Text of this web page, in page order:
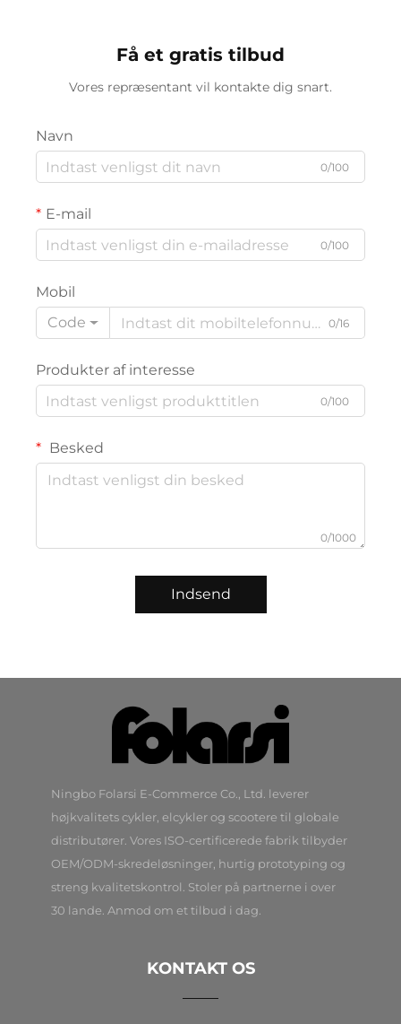
Få et gratis tilbud
Vores repræsentant vil kontakte dig snart.
Navn
0/100
E-mail
0/100
Mobil
Code
0/16
Produkter af interesse
0/100
Besked
0/1000
Indsend
Ningbo Folarsi E-Commerce Co., Ltd. leverer
højkvalitets cykler, elcykler og scootere til globale
distributører. Vores ISO-certificerede fabrik tilbyder
OEM/ODM-skredeløsninger, hurtig prototyping og
streng kvalitetskontrol. Stoler på partnerne i over
30 lande. Anmod om et tilbud i dag.
KONTAKT OS